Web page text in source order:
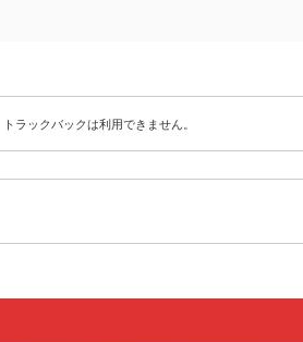
トラックバックは利用できません。